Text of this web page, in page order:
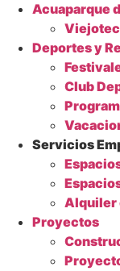
Acuaparque
Deportes y
Club
Servicios
Alquiler
Proyectos